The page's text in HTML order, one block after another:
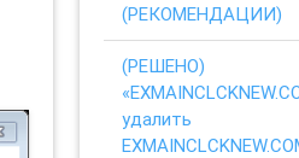
(РЕКОМЕНДАЦИИ)
(РЕШЕНО)
удалить